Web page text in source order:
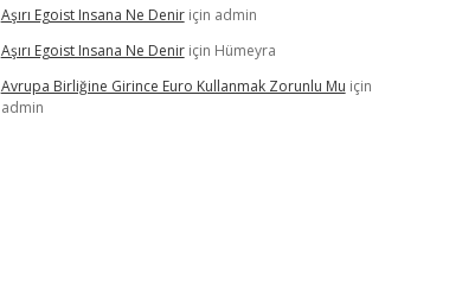
Aşırı Egoist Insana Ne Deniriçin admin
Aşırı Egoist Insana Ne Deniriçin Hümeyra
Avrupa Birliğine Girince Euro Kullanmak Zorunlu Mu için
admin